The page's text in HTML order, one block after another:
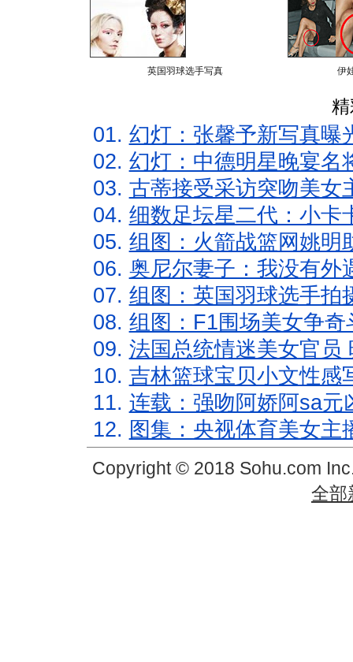
英国羽球选手写真 伊
01. 幻灯：张馨予新写真曝
02. 幻灯：中德明星晚宴名
03. 古蒂接受采访突吻美女
04. 细数足坛星二代：小卡
05. 组图：火箭战篮网姚明
06. 奥尼尔妻子：我没有外
07. 组图：英国羽球选手拍
08. 组图：F1围场美女争
09. 法国总统情迷美女官员
10. 吉林篮球宝贝小文性感
11. 连载：强吻阿娇阿sa元
12. 图集：央视体育美女主
Copyright © 2018 Sohu.com
全部